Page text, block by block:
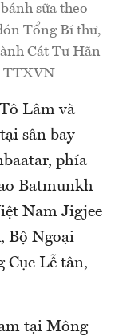
sữa theo
Tổng Bí thư,
Cát Tư Hãn
TTXVN
Lâm và
sân bay
phía
Batmunkh
Nam Jigjee
Bộ Ngoại
Cục Lễ tân,
tại Mông